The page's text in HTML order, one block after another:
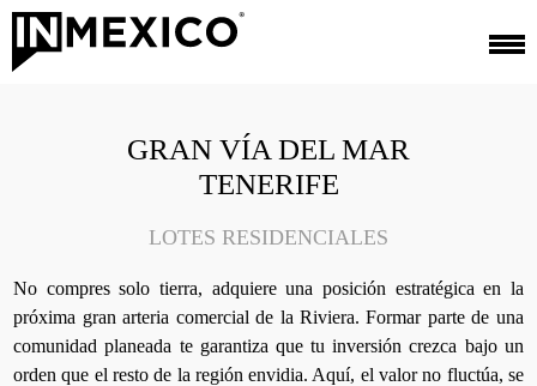
GRAN VÍA DEL MAR
TENERIFE
LOTES RESIDENCIALES
No compres solo tierra, adquiere una posición estratégica en la
próxima gran arteria comercial de la Riviera. Formar parte de una
comunidad planeada te garantiza que tu inversión crezca bajo un
orden que el resto de la región envidia. Aquí, el valor no fluctúa, se